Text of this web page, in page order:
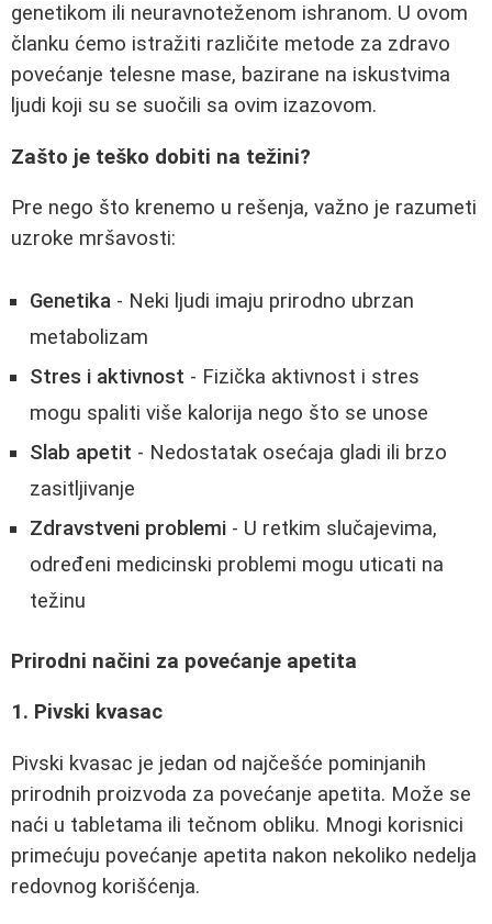
genetikom ili neuravnoteženom ishranom. U ovom
članku ćemo istražiti različite metode za zdravo
povećanje telesne mase, bazirane na iskustvima
ljudi koji su se suočili sa ovim izazovom.
Zašto je teško dobiti na težini?
Pre nego što krenemo u rešenja, važno je razumeti
uzroke mršavosti:
Genetika - Neki ljudi imaju prirodno ubrzan
metabolizam
Stres i aktivnost - Fizička aktivnost i stres
mogu spaliti više kalorija nego što se unose
Slab apetit - Nedostatak osećaja gladi ili brzo
zasitljivanje
Zdravstveni problemi - U retkim slučajevima,
određeni medicinski problemi mogu uticati na
težinu
Prirodni načini za povećanje apetita
1. Pivski kvasac
Pivski kvasac je jedan od najčešće pominjanih
prirodnih proizvoda za povećanje apetita. Može se
naći u tabletama ili tečnom obliku. Mnogi korisnici
primećuju povećanje apetita nakon nekoliko nedelja
redovnog korišćenja.